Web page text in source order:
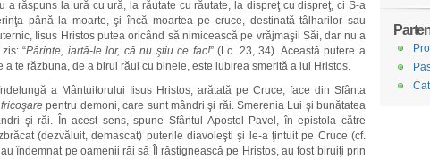
a răspuns la ură cu ură, la răutate cu răutate, la dispreţ cu dispreţ, ci S-a
până la moarte, şi încă moartea pe cruce, destinată tâlharilor sau
Iisus Hristos putea oricând să nimicească pe vrăjmaşii Săi, dar nu a
“Părinte, iartă-le lor, că nu ştiu ce fac!” (Lc. 23, 34). Această putere a
te răzbuna, de a birui răul cu binele, este iubirea smerită a lui Hristos.
a Mântuitorului Iisus Hristos, arătată pe Cruce, face din Sfânta
pentru demoni, care sunt mândri şi răi. Smerenia Lui şi bunătatea
şi răi. În acest sens, spune Sfântul Apostol Pavel, în epistola către
(dezvăluit, demascat) puterile diavoleşti şi le-a ţintuit pe Cruce (cf.
îndemnat pe oamenii răi să Îl răstignească pe Hristos, au fost biruiţi prin